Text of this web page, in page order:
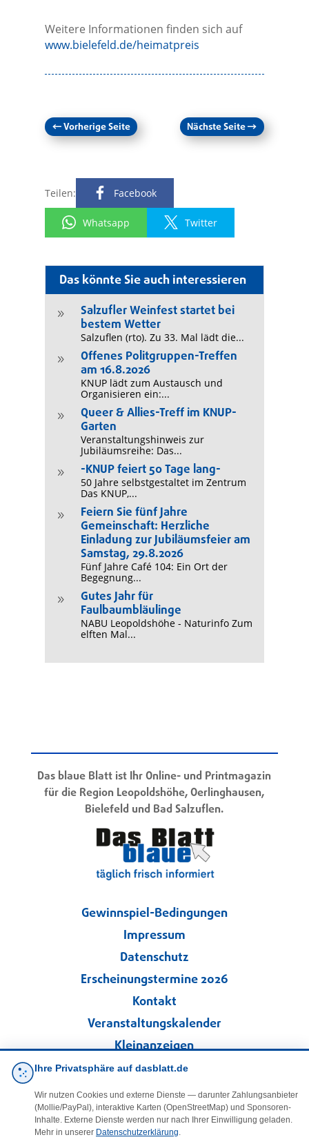
Das könnte Sie auch interessieren
9
Salzufler Weinfest startet bei
bestem Wetter
Salzuflen (rto). Zu 33. Mal lädt die...
9
Offenes Politgruppen-Treffen
am 16.8.2026
KNUP lädt zum Austausch und
Organisieren ein:...
9
Queer & Allies-Treff im KNUP-
Garten
Veranstaltungshinweis zur
Jubiläumsreihe: Das...
9 -KNUP feiert 50 Tage lang-
50 Jahre selbstgestaltet im Zentrum
Das KNUP,...
9
Feiern Sie fünf Jahre
Gemeinschaft: Herzliche
Einladung zur Jubiläumsfeier am
Samstag, 29.8.2026
Fünf Jahre Café 104: Ein Ort der
Begegnung...
9
Gutes Jahr für
Faulbaumbläulinge
NABU Leopoldshöhe - Naturinfo Zum
elften Mal...
Weitere Informationen finden sich auf
www.bielefeld.de/heimatpreis
←Vorherige Seite Nächste Seite→
Teilen: Facebook
Whatsapp Twitter
Das blaue Blatt ist Ihr Online- und Printmagazin
für die Region Leopoldshöhe, Oerlinghausen,
Bielefeld und Bad Salzuflen.
Gewinnspiel-Bedingungen
Impressum
Datenschutz
Erscheinungstermine 2026
Kontakt
Veranstaltungskalender
Kleinanzeigen
Folgen Sie uns!
Ihre Privatsphäre auf dasblatt.de
Wir nutzen Cookies und externe Dienste — darunter Zahlungsanbieter
(Mollie/PayPal), interaktive Karten (OpenStreetMap) und Sponsoren-
Inhalte. Externe Dienste werden nur nach Ihrer Einwilligung geladen.
Mehr in unserer Datenschutzerklärung.